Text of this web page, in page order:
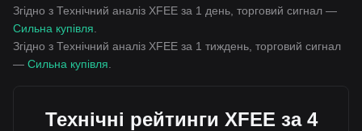
Згідно з Технічний аналіз XFEE за 1 день, торговий сигнал —
Сильна купівля
Згідно з Технічний аналіз XFEE за 1 тиждень, торговий сигнал
— Сильна купівля
Технічні рейтинги XFEE за 4